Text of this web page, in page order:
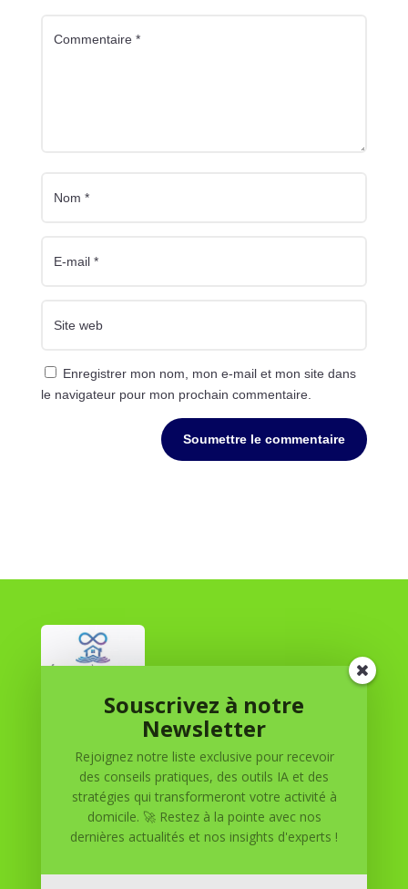
Enregistrer mon nom, mon e-mail et mon site dans
le navigateur pour mon prochain commentaire.
Soumettre le commentaire
Réussite à Domicile
Réussite à Domicile est votre partenaire de confiance
pour atteindre vos objectifs depuis le confort de votre
maison. Nous offrons des solutions personnalisées pour
vous aider à réussir.
Souscrivez à notre
Newsletter
Rejoignez notre liste exclusive pour recevoir
des conseils pratiques, des outils IA et des
stratégies qui transformeront votre activité à
domicile. 🚀 Restez à la pointe avec nos
dernières actualités et nos insights d'experts !